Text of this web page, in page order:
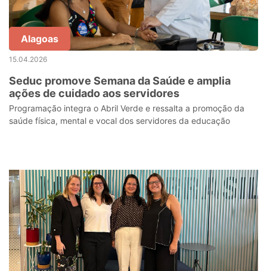
Alagoas
15.04.2026
Seduc promove Semana da Saúde e amplia
ações de cuidado aos servidores
Programação integra o Abril Verde e ressalta a promoção da
saúde física, mental e vocal dos servidores da educação